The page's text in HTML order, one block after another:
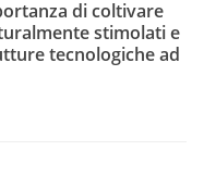
dicoltivare
stimolati e
tecnologiche ad